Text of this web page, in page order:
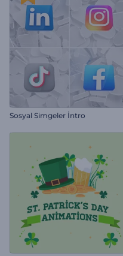
Sosyal Simgeler İntro